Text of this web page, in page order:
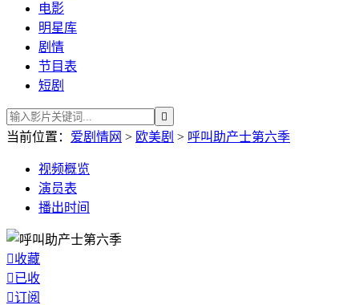
电影
明星库
剧情
节目表
短剧

当前位置： 爱剧情网 > 欧美剧 > 呼叫助产士第六季
视频概览
演员表
播出时间
收藏
已收
订阅